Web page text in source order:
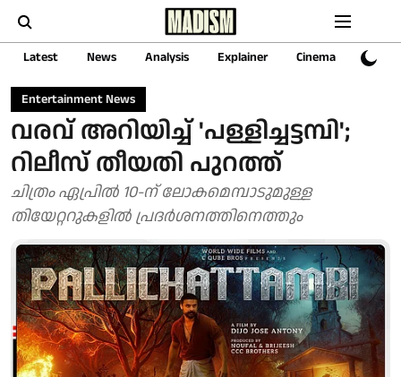
Latest News Analysis Explainer Cinema Sports
Entertainment News
വരവ് അറിയിച്ച് 'പള്ളിച്ചട്ടമ്പി';
റിലീസ് തീയതി പുറത്ത്
ചിത്രം ഏപ്രില്‍ 10-ന് ലോകമെമ്പാടുമുള്ള
തിയേറ്ററുകളില്‍ പ്രദര്‍ശനത്തിനെത്തും